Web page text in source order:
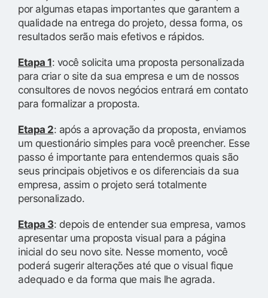
por algumas etapas importantes que garantem a
qualidade na entrega do projeto, dessa forma, os
resultados serão mais efetivos e rápidos.
Etapa 1: você solicita uma proposta personalizada
para criar o site da sua empresa e um de nossos
consultores de novos negócios entrará em contato
para formalizar a proposta.
Etapa 2: após a aprovação da proposta, enviamos
um questionário simples para você preencher. Esse
passo é importante para entendermos quais são
seus principais objetivos e os diferenciais da sua
empresa, assim o projeto será totalmente
personalizado.
Etapa 3: depois de entender sua empresa, vamos
apresentar uma proposta visual para a página
inicial do seu novo site. Nesse momento, você
poderá sugerir alterações até que o visual fique
adequado e da forma que mais lhe agrada.